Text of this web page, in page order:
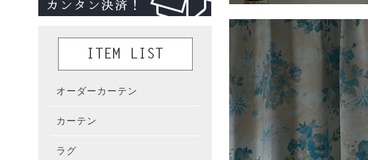
オーダーカーテン かんたん！オーダー注文へ
カーテンサイズの測り方
カーテン生地 無料サンプル
DESIGN LIFE
カーテン 既製カーテン
遮光カーテン
100×135cm（遮光カーテン）
ラグ ラグをサイズで選ぶ
100×140cm程度